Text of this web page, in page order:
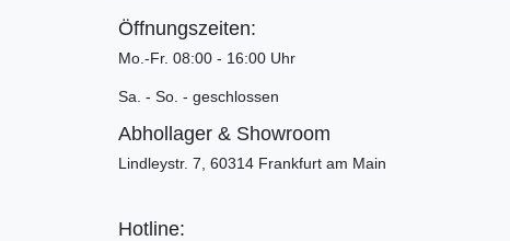
Öffnungszeiten:
Mo.-Fr. 08:00 - 16:00 Uhr
Sa. - So. - geschlossen
Abhollager & Showroom
Lindleystr. 7, 60314 Frankfurt am Main
Hotline: